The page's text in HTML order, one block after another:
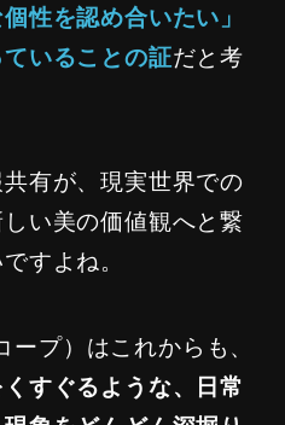
性を認め合いたい」
いることの証だと考
有が、現実世界での
い美の価値観へと繋
すよね。
プ）はこれからも、
すぐるような、日常